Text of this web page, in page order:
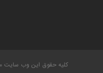
کلیه حقوق این وب سایت